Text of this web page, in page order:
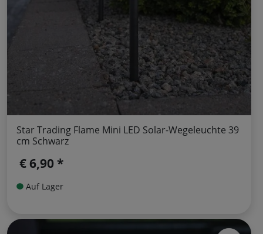
Star Trading Flame Mini LED Solar-Wegeleuchte 39
cm Schwarz
€ 6,90 *
Auf Lager